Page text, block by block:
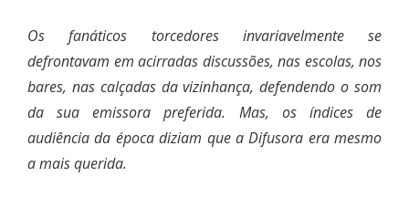
Os fanáticos torcedores invariavelmente se
defrontavam em acirradas discussões, nas escolas, nos
bares, nas calçadas da vizinhança, defendendo o som
da sua emissora preferida. Mas, os índices de
audiência da época diziam que a Difusora era mesmo
a mais querida.